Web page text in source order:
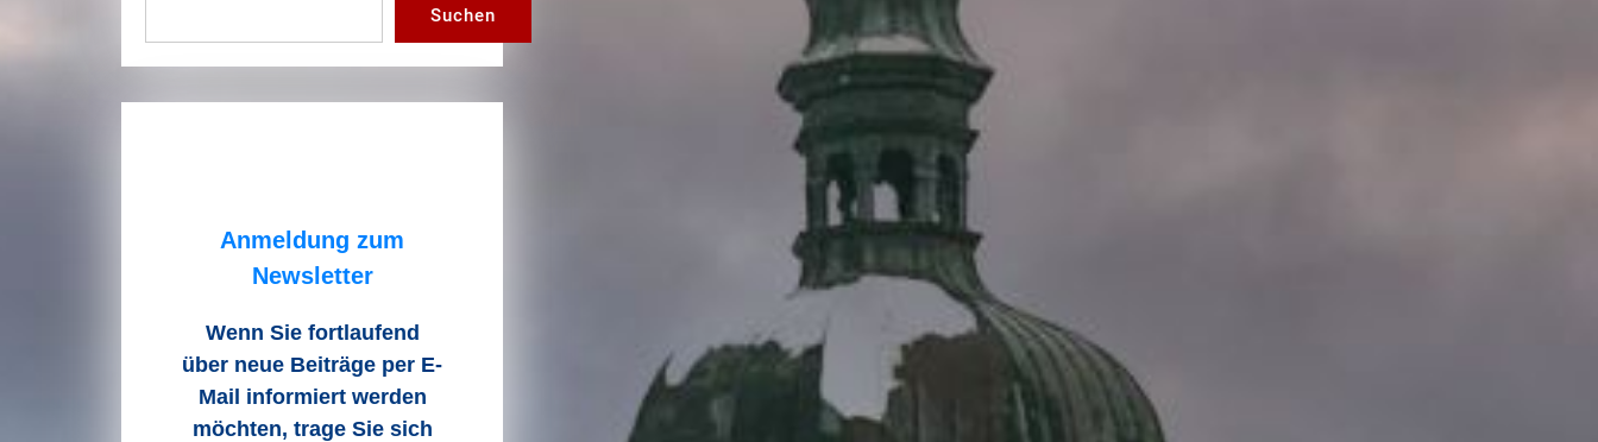
Suchen
Anmeldung zum
Newsletter
Wenn Sie fortlaufend
über neue Beiträge per E-
Mail informiert werden
möchten, trage Sie sich